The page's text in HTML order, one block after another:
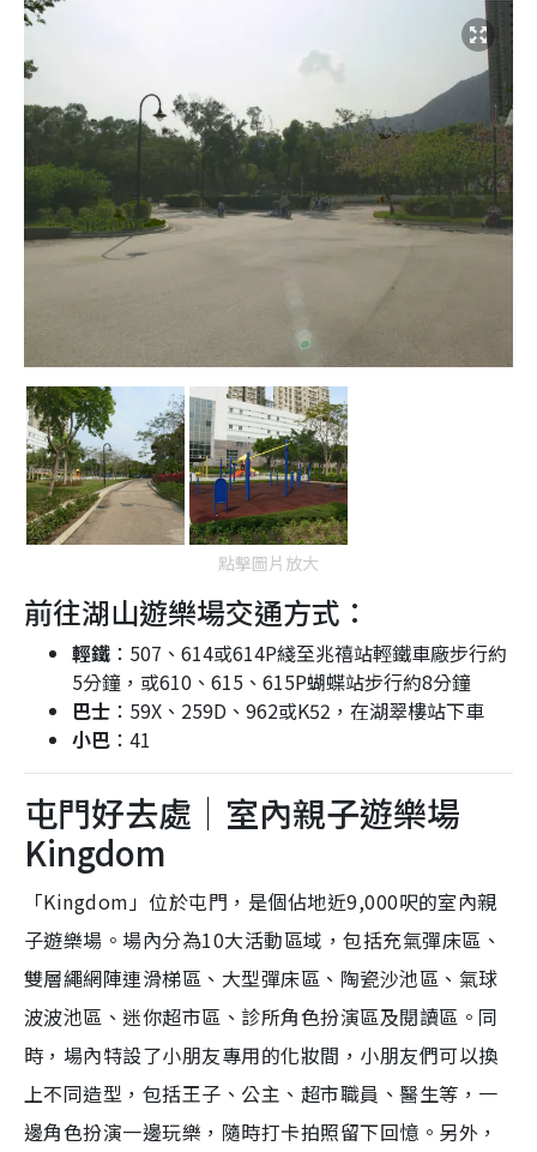
點擊圖片放大
前往湖山遊樂場交通方式：
輕鐵 ：507、614或614P綫至兆禧站輕鐵車廠步行約
5分鐘，或610、615、615P蝴蝶站步行約8分鐘
巴士 ：59X、259D、962或K52，在湖翠樓站下車
小巴 ：41
屯門好去處｜室內親子遊樂場
Kingdom
「Kingdom」位於屯門，是個佔地近9,000呎的室內親
子遊樂場。場內分為10大活動區域，包括充氣彈床區、
雙層繩網陣連滑梯區、大型彈床區、陶瓷沙池區、氣球
波波池區、迷你超市區、診所角色扮演區及閱讀區。同
時，場內特設了小朋友專用的化妝間，小朋友們可以換
上不同造型，包括王子、公主、超市職員、醫生等，一
邊角色扮演一邊玩樂，隨時打卡拍照留下回憶。另外，